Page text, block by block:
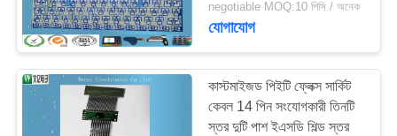
negotiable MOQ:10 পিসি / অনেক
যোগাযোগ
কাস্টমাইজড পিইটি ফ্লেক্স সার্কিট
কেবল 14 পিন সংযোগকারী তিনটি
স্তর দুটি পাশ ইএসডি শিল্ড স্তর